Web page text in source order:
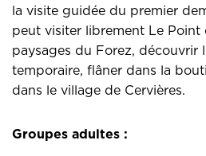
la visite guidée du premier
peut visiter librement Le Point
paysages du Forez, découvrir
temporaire, flâner dans la
dans le village de Cervières.
Groupes adultes :